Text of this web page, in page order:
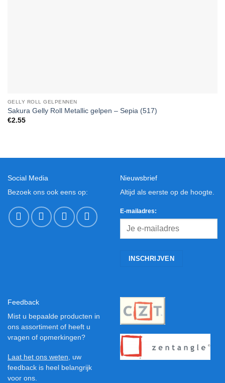
GELLY ROLL GELPENNEN
Sakura Gelly Roll Metallic gelpen – Sepia (517)
€2.55
Social Media
Bezoek ons ook eens op:
Nieuwsbrief
Altijd als eerste op de hoogte.
E-mailadres:
Feedback
Mist u bepaalde producten in
ons assortiment of heeft u
vragen of opmerkingen?
Laat het ons weten , uw
feedback is heel belangrijk
voor ons.